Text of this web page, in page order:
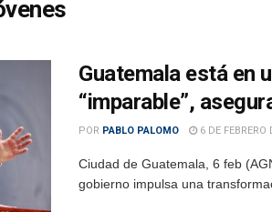
Guatemala está en
“imparable”,
POR PABLO PALOMO 6 DE FEBRERO
Ciudad de Guatemala, 6 feb
gobierno impulsa una